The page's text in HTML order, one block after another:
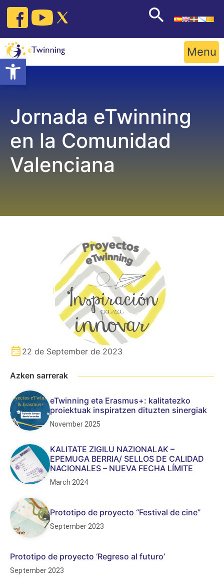
Open toolbar
Skip
content
Menu
Jornada eTwinning
en la Comunidad
Valenciana
22 de September de 2023
Azken sarrerak
eTwinning eta Erasmus+: kalitatezko
proiektuak inspiratzen dituzten sinergiak
November 2025
KALITATE ZIGILU NAZIONALAK –
EPEMUGA BERRIA/ SELLOS DE CALIDAD
NACIONALES – NUEVA FECHA LÍMITE
March 2024
Prototipo de proyecto “Festival de cine”
September 2023
Prototipo de proyecto ‘Regreso al futuro’
September 2023